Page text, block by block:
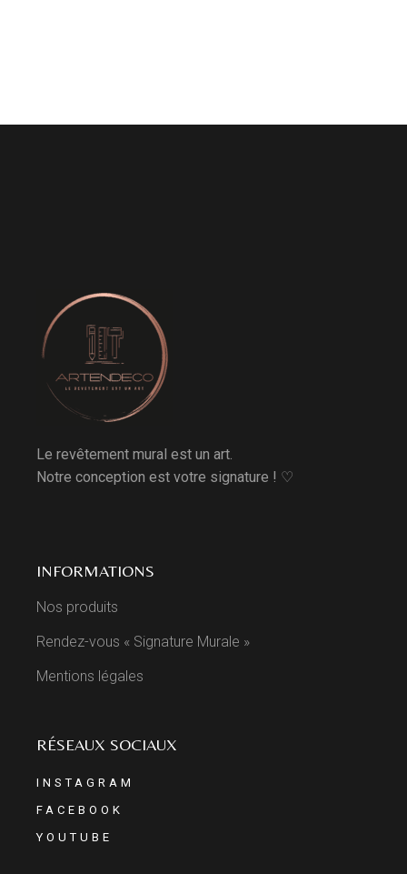
Le revêtement mural est un art.
Notre conception est votre signature ! ♡
INFORMATIONS
Nos produits
Rendez-vous « Signature Murale »
Mentions légales
RÉSEAUX SOCIAUX
INSTAGRAM
FACEBOOK
YOUTUBE